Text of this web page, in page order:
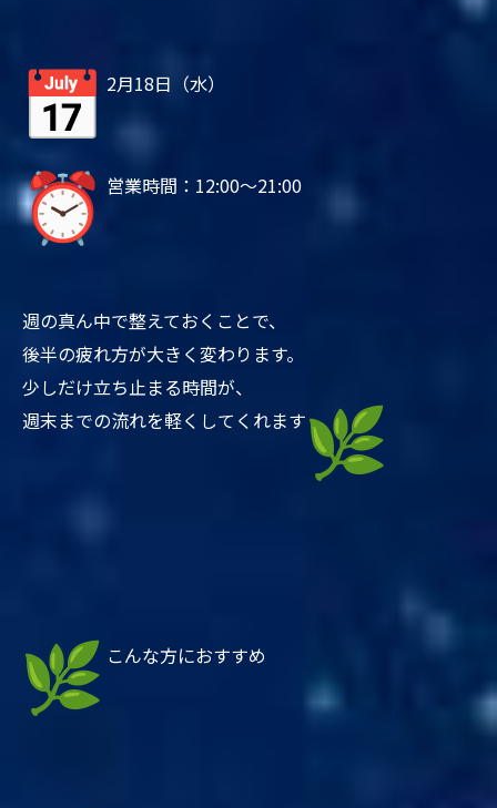
2月18日（水）
営業時間：12:00～21:00
週の真ん中で整えておくことで、
後半の疲れ方が大きく変わります。
少しだけ立ち止まる時間が、
週末までの流れを軽くしてくれます
こんな方におすすめ